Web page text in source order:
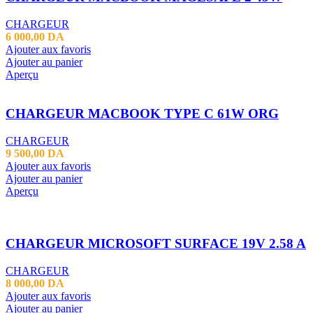
CHARGEUR
6 000,00 DA
Ajouter aux favoris
Ajouter au panier
Aperçu
CHARGEUR MACBOOK TYPE C 61W ORG
CHARGEUR
9 500,00 DA
Ajouter aux favoris
Ajouter au panier
Aperçu
CHARGEUR MICROSOFT SURFACE 19V 2.58 A
CHARGEUR
8 000,00 DA
Ajouter aux favoris
Ajouter au panier